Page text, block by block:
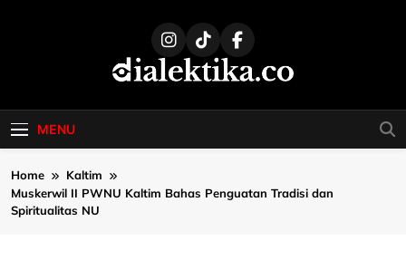
dialektika
MENU
Home
Kaltim
Muskerwil II PWNU Kaltim Bahas Penguatan Tradisi dan
Spiritualitas NU